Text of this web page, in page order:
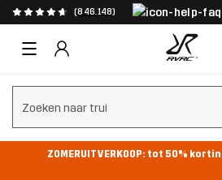
(846.148)
Zoeken wissen
ZOMERUITVERKOOP: tot 50%